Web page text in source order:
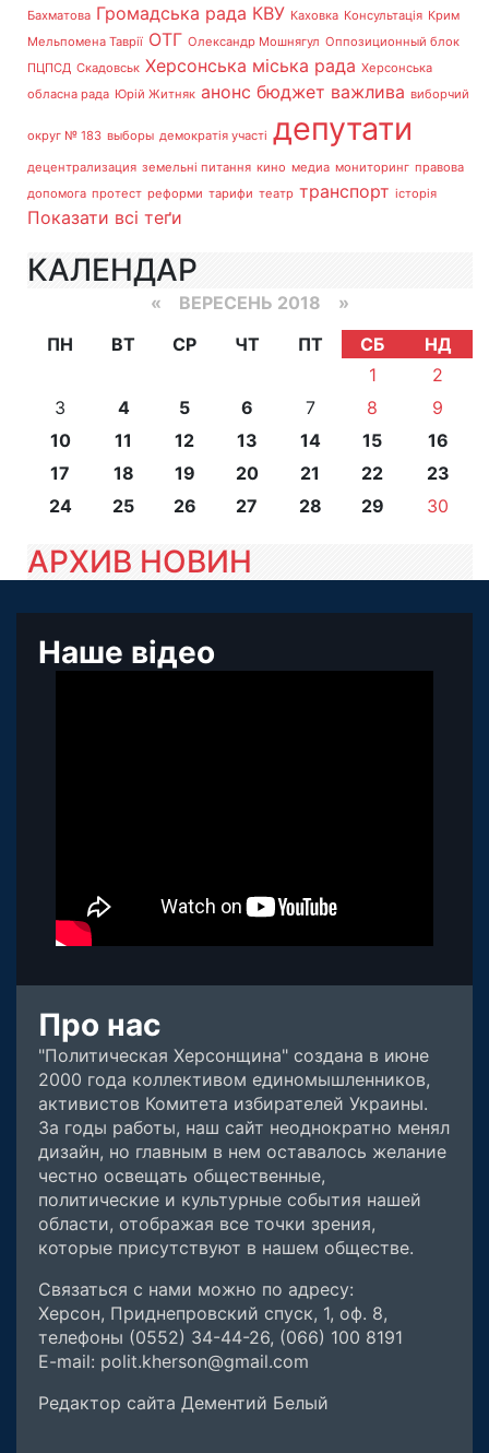
Бахматова Громадська рада КВУ Каховка Консультація Крим
Мельпомена Таврії ОТГ Олександр Мошнягул Оппозиционный блок
ПЦПСД Скадовськ Херсонська міська рада Херсонська
обласна рада Юрій Житняк анонс бюджет важлива виборчий
округ № 183 выборы демократія участі депутати
децентрализация земельні питання кино медиа мониторинг правова
допомога протест реформи тарифи театр транспорт історія
Показати всі теґи
КАЛЕНДАР
« ВЕРЕСЕНЬ 2018 »
ПН
ВТ СР ЧТ ПТ СБ
НД
1
2
3
4 5 6 7 8
9
10
11 12 13 14 15
16
17
18 19 20 21 22
23
24
25 26 27 28 29 30
АРХИВ НОВИН
Наше відео
Про нас
"Политическая Херсонщина" создана в июне
2000 года коллективом единомышленников,
активистов Комитета избирателей Украины.
За годы работы, наш сайт неоднократно менял
дизайн, но главным в нем оставалось желание
честно освещать общественные,
политические и культурные события нашей
области, отображая все точки зрения,
которые присутствуют в нашем обществе.
Связаться с нами можно по адресу:
Херсон, Приднепровский спуск, 1, оф. 8,
телефоны (0552) 34-44-26, (066) 100 8191
E-mail: polit.kherson@gmail.com
Редактор сайта Дементий Белый